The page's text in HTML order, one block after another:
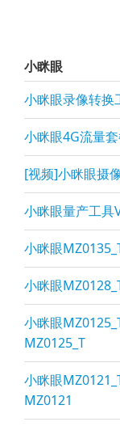
小眯眼
小眯眼录像转换
小眯眼4G流量
[视频]小眯眼摄
小眯眼量产工具
小眯眼
小眯眼
小眯眼
MZ0125_T
小眯眼
MZ0121